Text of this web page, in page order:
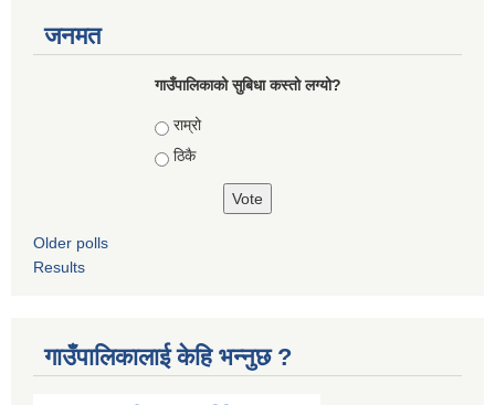
जनमत
गाउँपालिकाको सुबिधा कस्तो लग्यो?
Choices
राम्रो
ठिकै
Older polls
Results
गाउँपालिकालाई केहि भन्नुछ ?